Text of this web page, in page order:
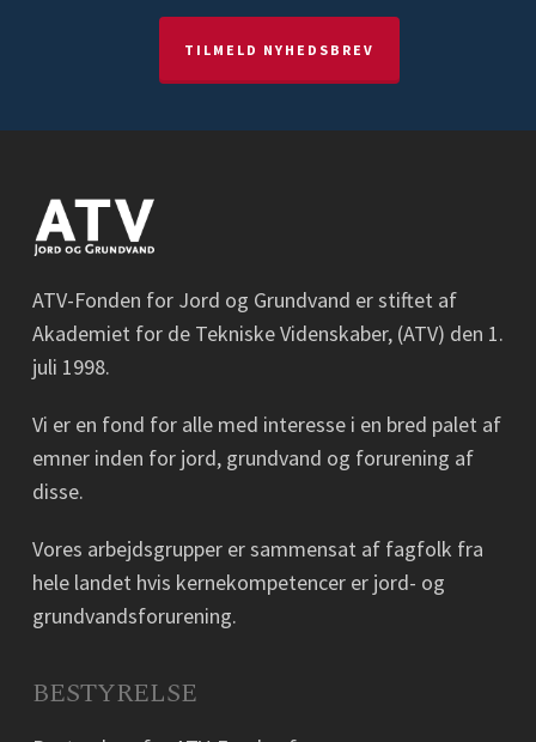
TILMELD NYHEDSBREV
ATV-Fonden for Jord og Grundvand er stiftet af
Akademiet for de Tekniske Videnskaber, (ATV) den 1.
juli 1998.
Vi er en fond for alle med interesse i en bred palet af
emner inden for jord, grundvand og forurening af
disse.
Vores arbejdsgrupper er sammensat af fagfolk fra
hele landet hvis kernekompetencer er jord- og
grundvandsforurening.
BESTYRELSE